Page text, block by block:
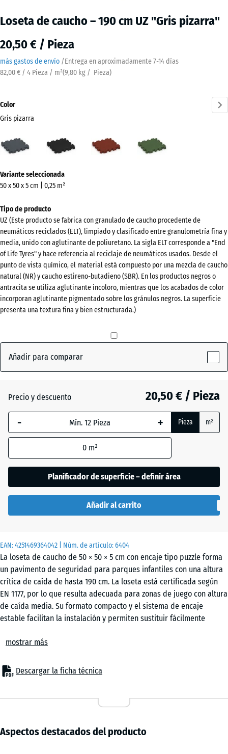
Loseta de caucho – 190 cm UZ "Gris pizarra"
20,50 € / Pieza
más gastos de envío /Entrega en aproximadamente7-14 días
82,00 € / 4 Pieza / m²(9,80 kg / Pieza)
EAN:4251469364042 | Núm. de artículo:6404
La loseta de caucho de 50 × 50 × 5 cm con encaje tipo puzzle forma
un pavimento de seguridad para parques infantiles con una altura
crítica de caída de hasta 190 cm. La loseta está certificada según
EN 1177, por lo que resulta adecuada para zonas de juego con altura
de caída media. Su formato compacto y el sistema de encaje
estable facilitan la instalación y permiten sustituir fácilmente
Ámbitos de aplicación
es necesario proteger a los niños frente a caídas de hasta 190 cm.
Las aplicaciones típicas incluyen equipamientos de juego con altura
escalada, estructuras de red para trepar, toboganes más grandes o
infantiles públicos.
Estructura y material
mostrar más
Descargar la ficha técnica
Color
Gris pizarra
pizarra
ladrillo
información
sobre
los
colores?
Mostrar
paleta
de
colores
Gris
pizarra(active)
Antracita - 0,60 €
ladrillo
Verde
+ 0,50 €
Variante seleccionada
50 x 50 x 5 cm | 0,25 m²
Tipo de producto
UZ (Este producto se fabrica con granulado de caucho procedente de
neumáticos reciclados (ELT), limpiado y clasificado entre granulometría fina y
media, unido con aglutinante de poliuretano. La sigla ELT corresponde a "End
of Life Tyres" y hace referencia al reciclaje de neumáticos usados. Desde el
punto de vista químico, el material está compuesto por una mezcla de caucho
natural (NR) y caucho estireno-butadieno (SBR). En los productos negros o
antracita se utiliza aglutinante incoloro, mientras que los acabados de color
incorporan aglutinante pigmentado sobre los gránulos negros. La superficie
presenta una textura fina y bien estructurada.)
Añadir para comparar
Precio y descuento 20,50 € / Pieza
- + Pieza m²
0 m²
Planificador de superficie – definir área
Añadir al carrito
Aspectos destacados del producto